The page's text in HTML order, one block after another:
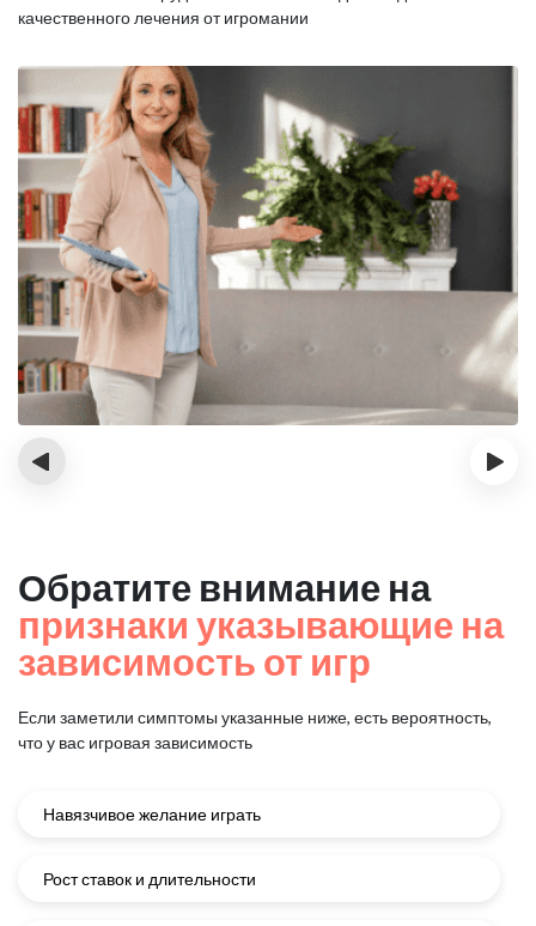
качественного лечения от игромании
‹ ›
Обратите внимание на
признаки указывающие на
зависимость от игр
Если заметили симптомы указанные ниже, есть вероятность,
что у вас игровая зависимость
Навязчивое желание играть
Рост ставок и длительности